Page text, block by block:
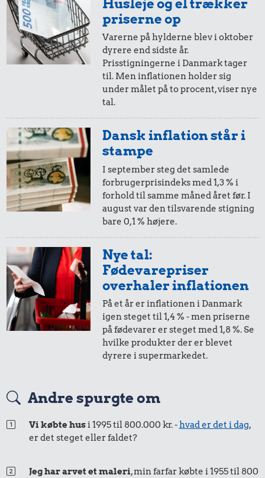
9,59 kr.
2 kg mel
6,90 kr.
100 g
flæskesvær
Dæk
21 kr.
200 g
chokolade
73 kr.
Biografbillet
35 kr.
4,60 kr.
i 2010
20,-
i 2010
= 26,-
i 2025
13,-
5,-
i 2010
= 7,-
i 2025
2,-
i 2010 i 2025
1,-
i 2010
= 1,-
i 2025
i 2010
Husleje og el trækker
priserne op
Varerne på hylderne blev i oktober
dyrere end sidste år.
Prisstigningerne i Danmark tager
til. Men inflationen holder sig
under målet på to procent, viser nye
tal.
Dansk inflation står i
stampe
I september steg det samlede
forbrugerprisindeks med 1,3 % i
forhold til samme måned året før. I
august var den tilsvarende stigning
bare 0,1 % højere.
Nye tal:
Fødevarepriser
overhaler inflationen
På et år er inflationen i Danmark
igen steget til 1,4 % - men priserne
på fødevarer er steget med 1,8 %. Se
hvilke produkter der er blevet
dyrere i supermarkedet.
Andre spurgte om
Vi købte husi 1995 til 800.000 kr. -hvad er det i dag,
er det steget eller faldet?
Jeg har arvet et maleri, min farfar købte i 1955 til 800